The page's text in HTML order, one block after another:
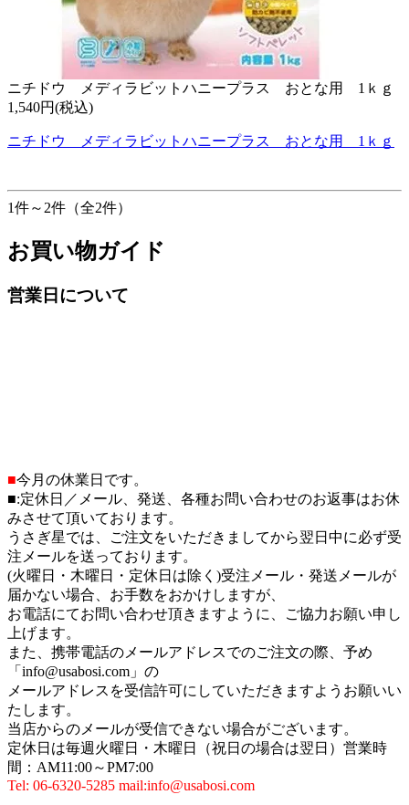
ニチドウ メディラビットハニープラス おとな用 1ｋｇ
1,540円(税込)
ニチドウ メディラビットハニープラス おとな用 1ｋｇ
1件～2件（全2件）
お買い物ガイド
営業日について
■今月の休業日です。
■:定休日／メール、発送、各種お問い合わせのお返事はお休
みさせて頂いております。
うさぎ星では、ご注文をいただきましてから翌日中に必ず受
注メールを送っております。
(火曜日・木曜日・定休日は除く)受注メール・発送メールが
届かない場合、お手数をおかけしますが、
お電話にてお問い合わせ頂きますように、ご協力お願い申し
上げます。
また、携帯電話のメールアドレスでのご注文の際、予め
「info@usabosi.com」の
メールアドレスを受信許可にしていただきますようお願いい
たします。
当店からのメールが受信できない場合がございます。
定休日は毎週火曜日・木曜日（祝日の場合は翌日）営業時
間：AM11:00～PM7:00
Tel: 06-6320-5285 mail:info@usabosi.com